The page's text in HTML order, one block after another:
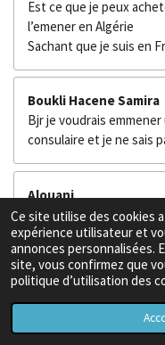
Ce site utilise des cookies
expérience utilisateur et
annonces personnalisées.
site, vous confirmez que
politique d’utilisation des
Est ce que je peux
l’emener en Algérie
Sachant que je suis en
Boukli Hacene Samira
Bjr je voudrais
consulaire et je ne sais
Alouani
Salam aleikoum je
consulaire pour refaire
dans 6 mois barak allah
Afficher plus de
Téléphone